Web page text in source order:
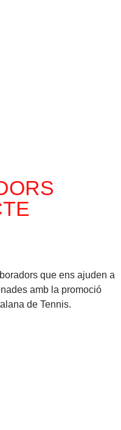
que ens ajuden a
amb la promoció
de Tennis.